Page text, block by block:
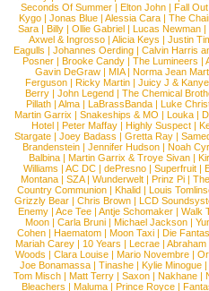
Seconds Of Summer |Elton John |Fall
Kygo |Jonas Blue |Alessia Cara |The
Sara |Billy |Ollie Gabriel |Lucas Newman |
Axwel & Ingrosso | Alicia Keys | Justin
Eagulls |Johannes Oerding |Calvin Harris
Posner |Brooke Candy |The Lumineers |
Gavin DeGraw | MIA| Norma Jean
Ferguson | Ricky Martin | Juicy J &
Berry | John Legend | The Chemical
Pillath |Alma |LaBrassBanda |Luke
Martin Garrix | Snakeships & MO | Louka |
Hotel | Peter Maffay | Highly Suspect |
Stargate |Joey Badass |Gretta Ray |
Brandenstein |Jennifer Hudson |Noah
Balbina | Martin Garrix & Troye Sivan |
Williams |AC DC |dePresno |Superfruit |
Montana |SZA|Wunderwelt |Prinz Pi |
Country Communion | Khalid | Louis
Grizzly Bear | Chris Brown | LCD
Enemy | Ace Tee | Antje Schomaker | Walk
Moon |Carla Bruni |Michael Jackson |
Cohen |Haematom |Moon Taxi |Die
Mariah Carey | 10 Years | Lecrae | Abraham
Woods |Clara Louise |Mario Novembre |
Joe Bonamassa | Tinashe | Kylie Minogue |
Tom Misch |Matt Terry |Saxon |Nakhane |
Bleachers | Maluma | Prince Royce |